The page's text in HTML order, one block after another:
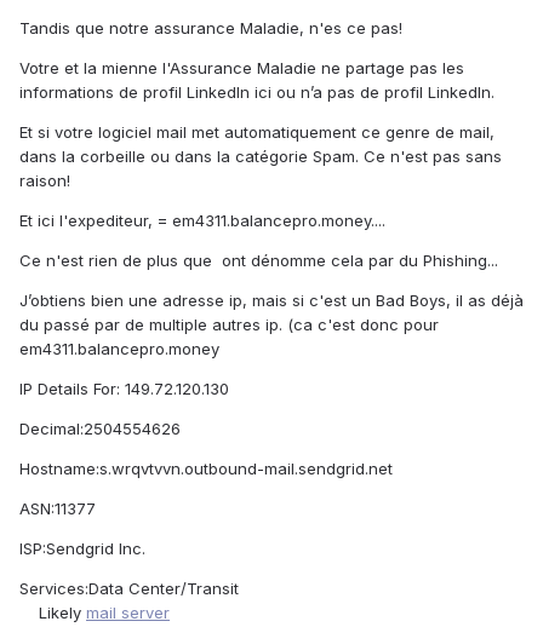
Tandis que notre assurance Maladie, n'es ce pas!
Votre et la mienne l'Assurance Maladie ne partage pas les
informations de profil LinkedIn ici ou n’a pas de profil LinkedIn.
Et si votre logiciel mail met automatiquement ce genre de mail,
dans la corbeille ou dans la catégorie Spam. Ce n'est pas sans
raison!
Et ici l'expediteur, = em4311.balancepro.money....
Ce n'est rien de plus que ont dénomme cela par du Phishing...
J’obtiens bien une adresse ip, mais si c'est un Bad Boys, il as déjà
du passé par de multiple autres ip. (ca c'est donc pour
em4311.balancepro.money
IP Details For: 149.72.120.130
Decimal:2504554626
Hostname:s.wrqvtvvn.outbound-mail.sendgrid.net
ASN:11377
ISP:Sendgrid Inc.
Services:Data Center/Transit
Likely mail server